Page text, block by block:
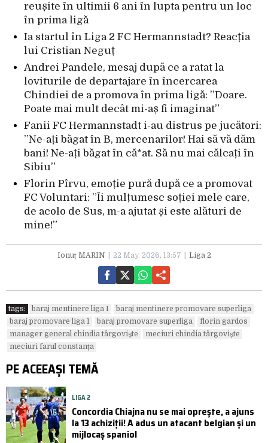
reușite în ultimii 6 ani în lupta pentru un loc
în prima ligă
Ia startul în Liga 2 FC Hermannstadt? Reacția
lui Cristian Neguț
Andrei Pandele, mesaj după ce a ratat la
loviturile de departajare în încercarea
Chindiei de a promova în prima ligă: ”Doare.
Poate mai mult decât mi-aș fi imaginat”
Fanii FC Hermannstadt i-au distrus pe jucători:
”Ne-ați băgat în B, mercenarilor! Hai să vă dăm
bani! Ne-ați băgat în că*at. Să nu mai călcați în
Sibiu”
Florin Pîrvu, emoție pură după ce a promovat
FC Voluntari: ”Îi mulțumesc soției mele care,
de acolo de Sus, m-a ajutat și este alături de
mine!”
Ionuț MARIN 22 May. 2026, 13:57 Liga 2
tags: baraj mentinere liga 1
baraj mentinere promovare superliga
baraj promovare liga 1
baraj promovare superliga
florin gardos
manager general chindia târgoviște
meciuri chindia târgoviște
meciuri farul constanța
PE ACEEAȘI TEMĂ
LIGA 2
Concordia Chiajna nu se mai oprește, a ajuns
la 13 achiziții! A adus un atacant belgian și un
mijlocaș spaniol